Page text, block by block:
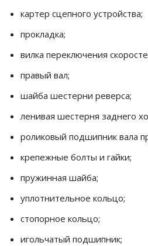
картер сцепного устройства;
прокладка;
вилка переключения
правый вал;
шайба шестерни реверса;
ленивая шестерня заднего
роликовый подшипник вала
крепежные болты и гайки;
пружинная шайба;
уплотнительное кольцо;
стопорное кольцо;
игольчатый подшипник;